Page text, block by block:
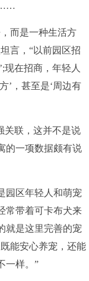
……
而是一种生活方
言，“以前园区招
现在招商，年轻人
’，甚至是‘周边有
联，这并不是说
的一项数据颇有说
区年轻人和萌宠
常带着可卡布犬来
就是这里完善的宠
能安心养宠，还能
一样。”